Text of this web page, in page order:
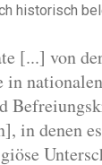
historisch
[...] von
in nationalen
in denen